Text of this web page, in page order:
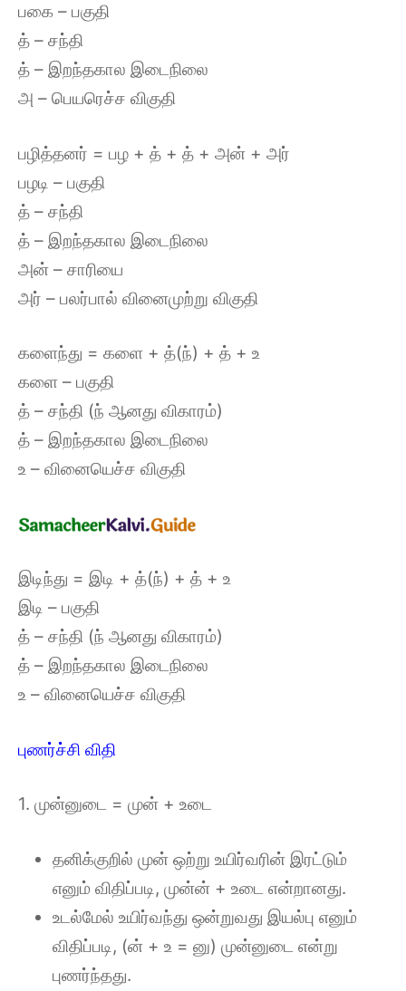
பகை – பகுதி
த் – சந்தி
த் – இறந்தகால இடைநிலை
அ – பெயரெச்ச விகுதி
பழித்தனர் = பழ + த் + த் + அன் + அர்
பழடி – பகுதி
த் – சந்தி
த் – இறந்தகால இடைநிலை
அன் – சாரியை
அர் – பலர்பால் வினைமுற்று விகுதி
களைந்து = களை + த்(ந்) + த் + உ
களை – பகுதி
த் – சந்தி (ந் ஆனது விகாரம்)
த் – இறந்தகால இடைநிலை
உ – வினையெச்ச விகுதி
இடிந்து = இடி + த்(ந்) + த் + உ
இடி – பகுதி
த் – சந்தி (ந் ஆனது விகாரம்)
த் – இறந்தகால இடைநிலை
உ – வினையெச்ச விகுதி
புணர்ச்சி விதி
1. முன்னுடை = முன் + உடை
தனிக்குறில் முன் ஒற்று உயிர்வரின் இரட்டும்
எனும் விதிப்படி, முன்ன் + உடை என்றானது.
உடல்மேல் உயிர்வந்து ஒன்றுவது இயல்பு எனும்
விதிப்படி, (ன் + உ = னு) முன்னுடை என்று
புணர்ந்தது.